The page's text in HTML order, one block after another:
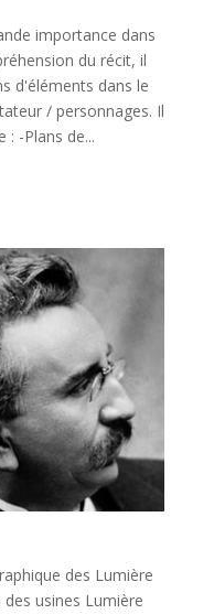
importance dans
du récit, il
d'éléments dans le
/ personnages. Il
: -Plans de...
des Lumière
usines Lumière